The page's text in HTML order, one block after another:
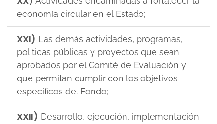
economía circular en el Estado;
XXI) Las demás actividades, programas,
políticas públicas y proyectos que sean
aprobados por el Comité de Evaluación y
que permitan cumplir con los objetivos
específicos del Fondo;
XXII) Desarrollo, ejecución, implementación